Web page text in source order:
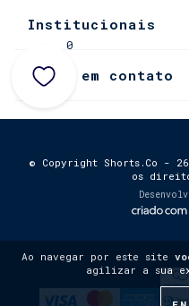
Ao navegar por este site
agilizar a sua
Institucionais
Entre em contato
© Copyright Shorts.Co -
os
0